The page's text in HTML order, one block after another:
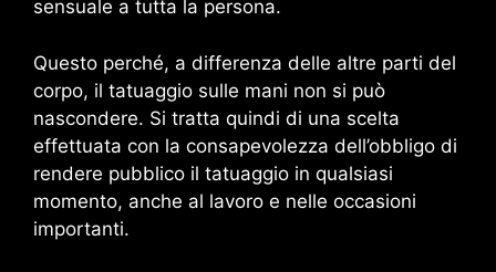
sensuale a tutta la persona.
Questo perché, a differenza delle altre parti del
corpo, il tatuaggio sulle mani non si può
nascondere. Si tratta quindi di una scelta
effettuata con la consapevolezza dell’obbligo di
rendere pubblico il tatuaggio in qualsiasi
momento, anche al lavoro e nelle occasioni
importanti.